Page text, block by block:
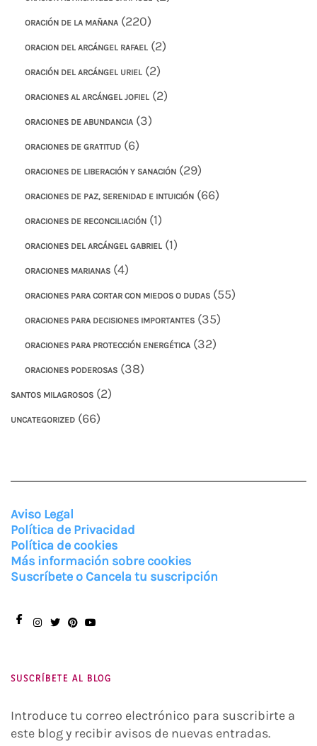
ORACIÓN DE LA MAÑANA (220)
ORACION DEL ARCÁNGEL RAFAEL (2)
ORACIÓN DEL ARCÁNGEL URIEL (2)
ORACIONES AL ARCÁNGEL JOFIEL (2)
ORACIONES DE ABUNDANCIA (3)
ORACIONES DE GRATITUD (6)
ORACIONES DE LIBERACIÓN Y SANACIÓN (29)
ORACIONES DE PAZ, SERENIDAD E INTUICIÓN (66)
ORACIONES DE RECONCILIACIÓN (1)
ORACIONES DEL ARCÁNGEL GABRIEL (1)
ORACIONES MARIANAS (4)
ORACIONES PARA CORTAR CON MIEDOS O DUDAS (55)
ORACIONES PARA DECISIONES IMPORTANTES (35)
ORACIONES PARA PROTECCIÓN ENERGÉTICA (32)
ORACIONES PODEROSAS (38)
SANTOS MILAGROSOS (2)
UNCATEGORIZED (66)
Aviso Legal
Política de Privacidad
Política de cookies
Más información sobre cookies
Suscríbete o Cancela tu suscripción
SUSCRÍBETE AL BLOG
Introduce tu correo electrónico para suscribirte a
este blog y recibir avisos de nuevas entradas.